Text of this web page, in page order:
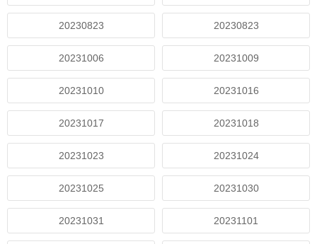
20230823 20230823
20231006 20231009
20231010 20231016
20231017 20231018
20231023 20231024
20231025 20231030
20231031 20231101